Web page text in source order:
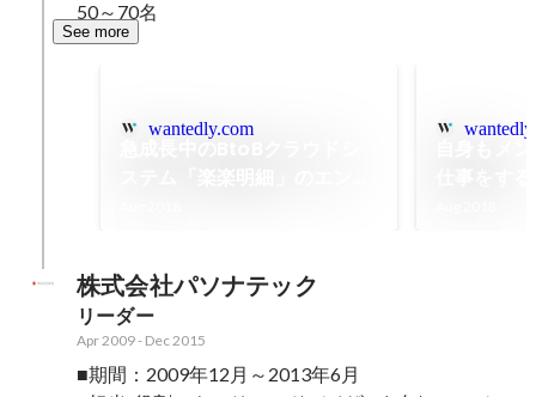
50～70名
See more
wantedly.com
株式会社パソナテック
リーダー
Apr 2009- Dec 2015
■期間：2009年12月～2013年6月